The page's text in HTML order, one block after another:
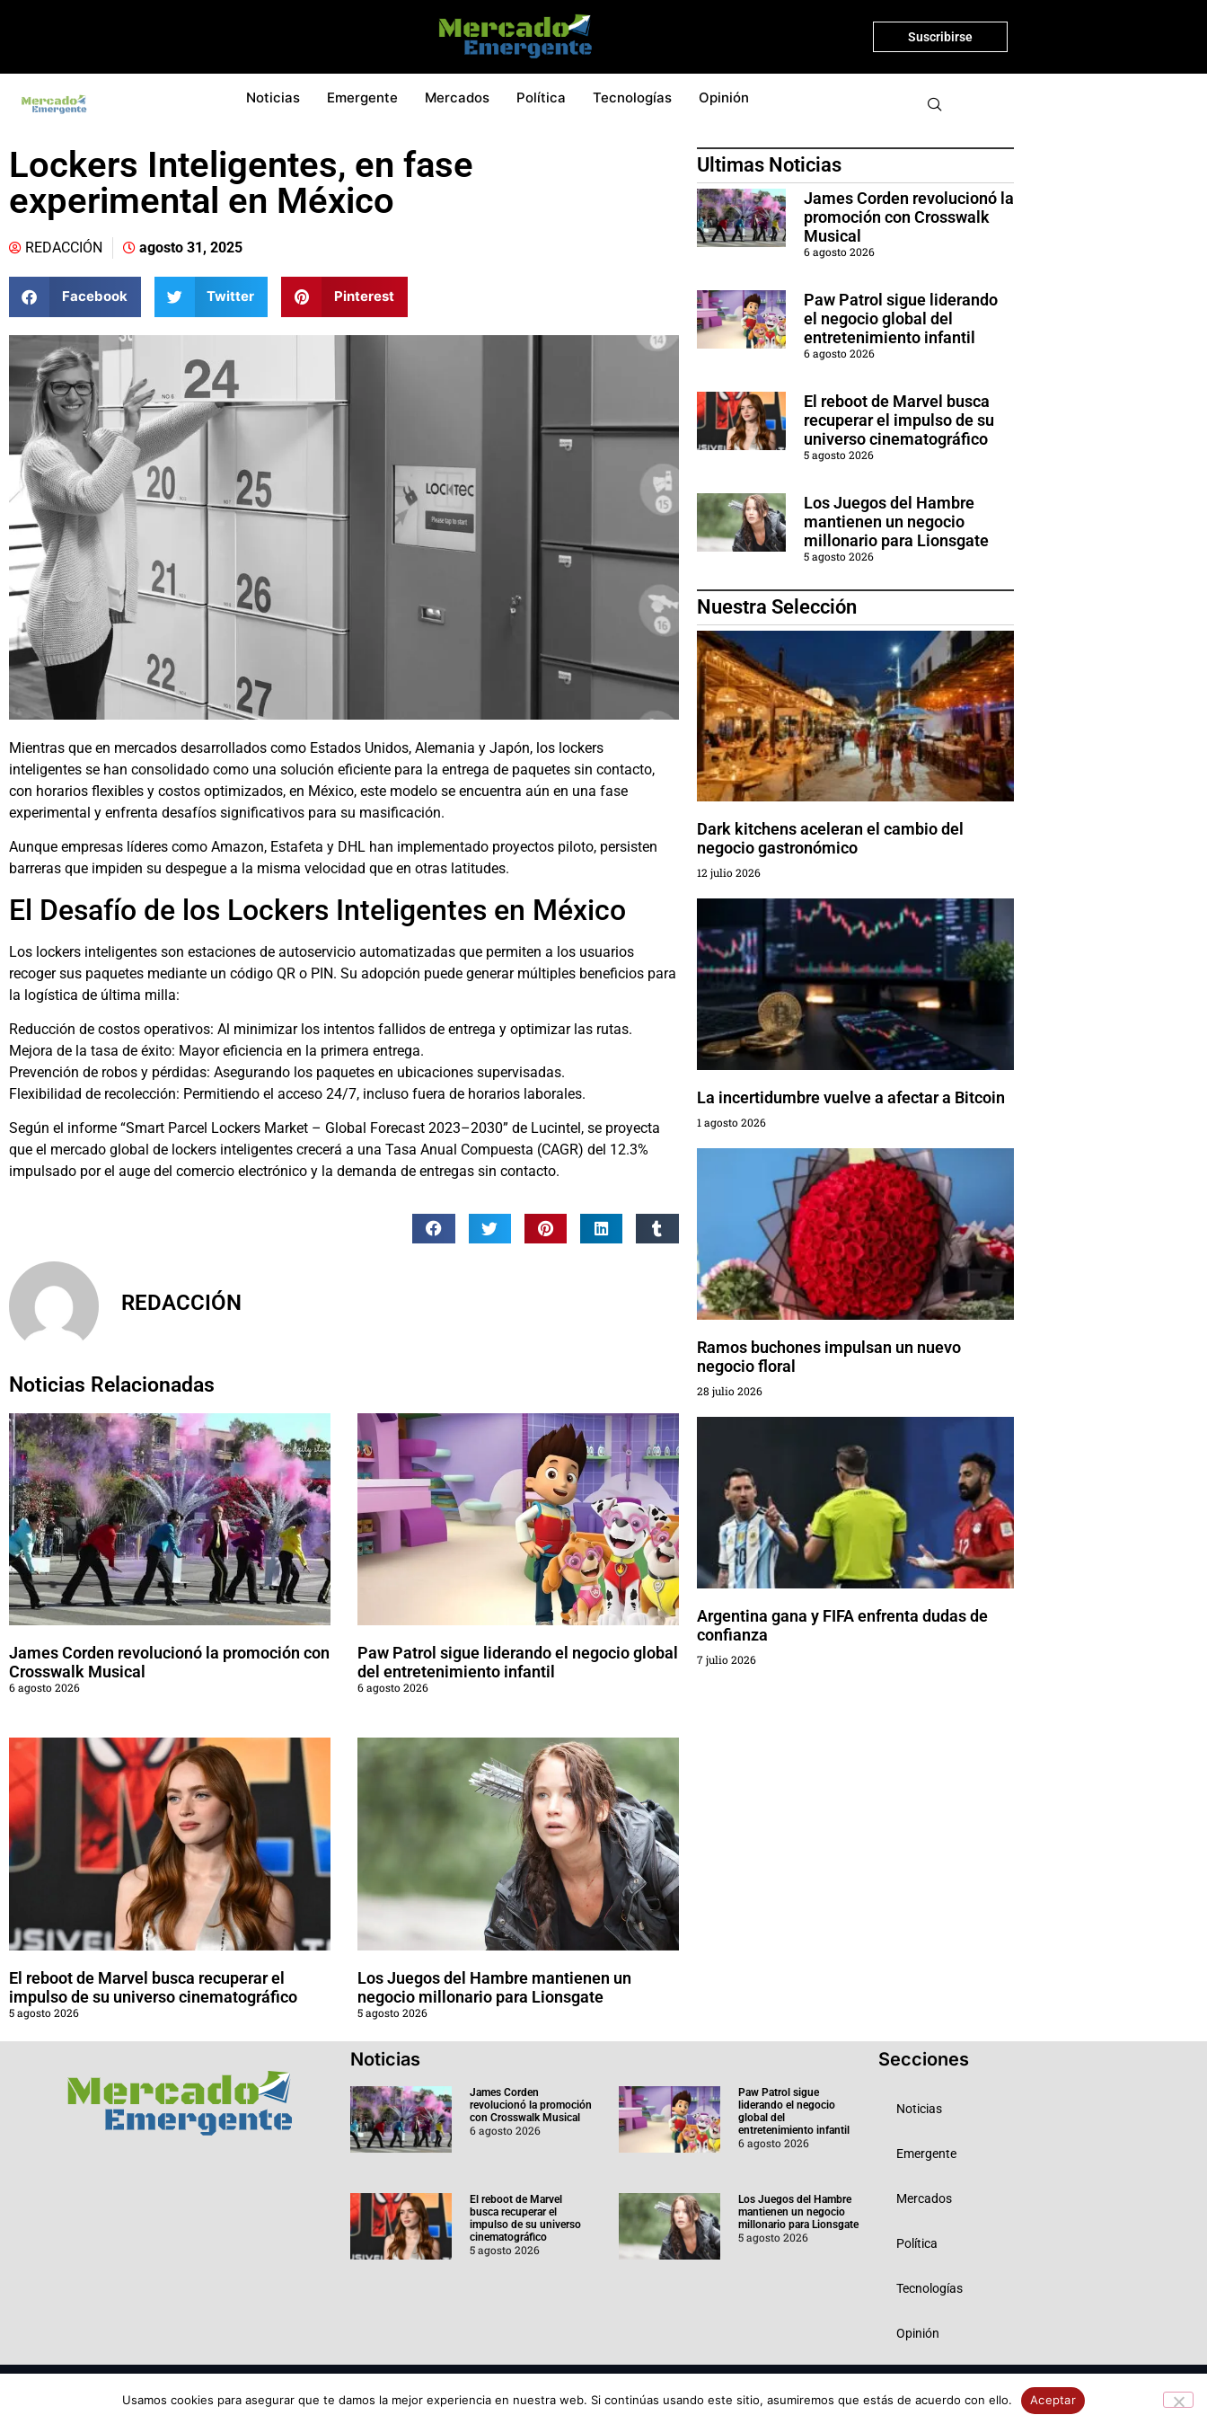
Suscribirse
Noticias Emergente Mercados Política Tecnologías Opinión
Lockers Inteligentes, en fase
experimental en México
REDACCIÓN agosto 31, 2025
Facebook Twitter Pinterest
Mientras que en mercados desarrollados como Estados Unidos, Alemania y Japón, los lockers
inteligentes se han consolidado como una solución eficiente para la entrega de paquetes sin contacto,
con horarios flexibles y costos optimizados, en México, este modelo se encuentra aún en una fase
experimental y enfrenta desafíos significativos para su masificación.
Aunque empresas líderes como Amazon, Estafeta y DHL han implementado proyectos piloto, persisten
barreras que impiden su despegue a la misma velocidad que en otras latitudes.
El Desafío de los Lockers Inteligentes en México
Los lockers inteligentes son estaciones de autoservicio automatizadas que permiten a los usuarios
recoger sus paquetes mediante un código QR o PIN. Su adopción puede generar múltiples beneficios para
la logística de última milla:
Reducción de costos operativos: Al minimizar los intentos fallidos de entrega y optimizar las rutas.
Mejora de la tasa de éxito: Mayor eficiencia en la primera entrega.
Prevención de robos y pérdidas: Asegurando los paquetes en ubicaciones supervisadas.
Flexibilidad de recolección: Permitiendo el acceso 24/7, incluso fuera de horarios laborales.
Según el informe “Smart Parcel Lockers Market – Global Forecast 2023–2030” de Lucintel, se proyecta
que el mercado global de lockers inteligentes crecerá a una Tasa Anual Compuesta (CAGR) del 12.3%
impulsado por el auge del comercio electrónico y la demanda de entregas sin contacto.
REDACCIÓN
Noticias Relacionadas
James Corden revolucionó la promoción con
Crosswalk Musical
6 agosto 2026
Paw Patrol sigue liderando el negocio global
del entretenimiento infantil
6 agosto 2026
El reboot de Marvel busca recuperar el
impulso de su universo cinematográfico
5 agosto 2026
Los Juegos del Hambre mantienen un
negocio millonario para Lionsgate
5 agosto 2026
Ultimas Noticias
James Corden revolucionó la
promoción con Crosswalk
Musical
6 agosto 2026
Paw Patrol sigue liderando
el negocio global del
entretenimiento infantil
6 agosto 2026
El reboot de Marvel busca
recuperar el impulso de su
universo cinematográfico
5 agosto 2026
Los Juegos del Hambre
mantienen un negocio
millonario para Lionsgate
5 agosto 2026
Nuestra Selección
Dark kitchens aceleran el cambio del
negocio gastronómico
12 julio 2026
La incertidumbre vuelve a afectar a Bitcoin
1 agosto 2026
Ramos buchones impulsan un nuevo
negocio floral
28 julio 2026
Argentina gana y FIFA enfrenta dudas de
confianza
7 julio 2026
Noticias
James Corden
revolucionó la promoción
con Crosswalk Musical
6 agosto 2026
Paw Patrol sigue
liderando el negocio
global del
entretenimiento infantil
6 agosto 2026
El reboot de Marvel
busca recuperar el
impulso de su universo
cinematográfico
5 agosto 2026
Los Juegos del Hambre
mantienen un negocio
millonario para Lionsgate
5 agosto 2026
Secciones
Noticias
Emergente
Mercados
Política
Tecnologías
Opinión
© 2026 Todos los derechos reservados ME SRL.
Usamos cookies para asegurar que te damos la mejor experiencia en nuestra web. Si continúas usando este sitio, asumiremos que estás de acuerdo con ello.
Aceptar